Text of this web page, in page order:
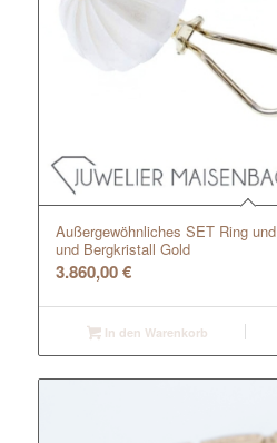
Außergewöhnliches SET Ring
und Bergkristall Gold
3.860,00€
In den Warenkorb